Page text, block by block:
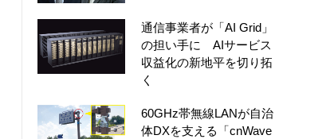
通信事業者が「AI Grid」
の担い手に AIサービス
収益化の新地平を切り拓
く
60GHz帯無線LANが自治
体DXを支える「cnWave